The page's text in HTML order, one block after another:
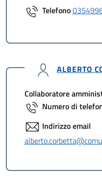
Telefono
ALBERTO
Collaboratore
Numero di
Indirizzo email